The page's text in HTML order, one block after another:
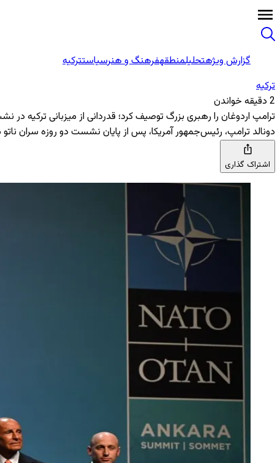
گزارش ویژهتحلیلمنطقهفرهنگ و هنرسیاستترکیه
ترکیه
2 دقیقه خواندن
ترامپ اردوغان را رهبری بزرگ توصیف کرد؛ قدردانی از میزبانی ترکیه در
دونالد ترامپ، رئیس‌جمهور آمریکا، پس از پایان نشست دو روزه سران
اشتراک گذاری